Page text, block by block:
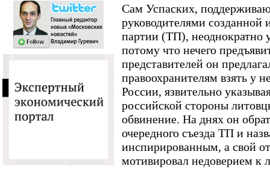
Сам Успаских,
руководителями созданной
партии (ТП), неоднократно
потому что нечего
представителей он
правоохранителям взять у
России, язвительно
российской стороны
обвинение. На днях он
очередного съезда ТП и
инспирированным, а свой
мотивировал недоверием к